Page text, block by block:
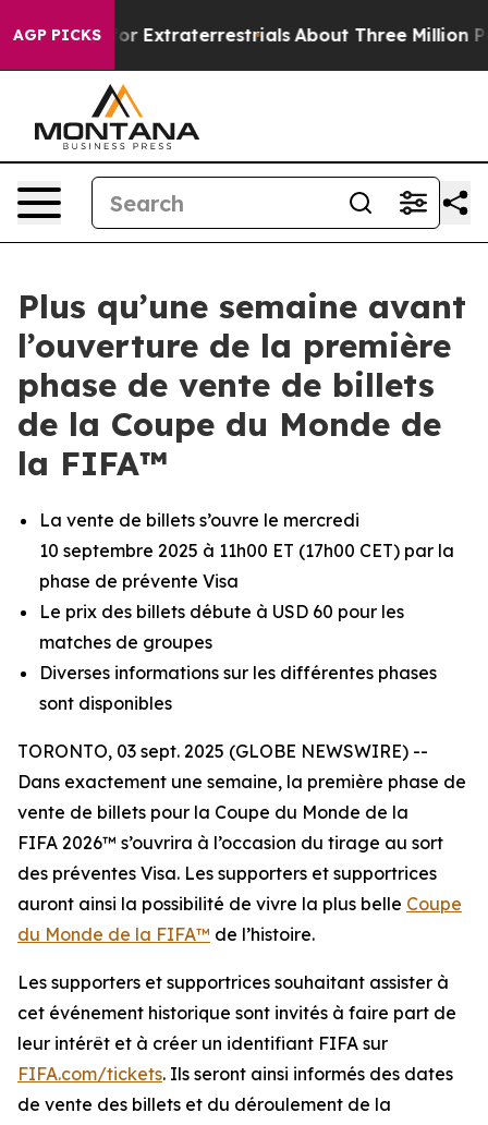
AGP PICKS
Hunt for Extraterrestrials About Three Million
Plus qu’une semaine avant
l’ouverture de la première
phase de vente de billets
de la Coupe du Monde de
la FIFA™
La vente de billets s’ouvre le mercredi
10 septembre 2025 à 11h00 ET (17h00 CET) par la
phase de prévente Visa
Le prix des billets débute à USD 60 pour les
matches de groupes
Diverses informations sur les différentes phases
sont disponibles
TORONTO, 03 sept. 2025 (GLOBE NEWSWIRE) --
Dans exactement une semaine, la première phase de
vente de billets pour la Coupe du Monde de la
FIFA 2026™ s’ouvrira à l’occasion du tirage au sort
des préventes Visa. Les supporters et supportrices
auront ainsi la possibilité de vivre la plus belle Coupe
du Monde de la FIFA™ de l’histoire.
Les supporters et supportrices souhaitant assister à
cet événement historique sont invités à faire part de
leur intérêt et à créer un identifiant FIFA sur
FIFA.com/tickets. Ils seront ainsi informés des dates
de vente des billets et du déroulement de la